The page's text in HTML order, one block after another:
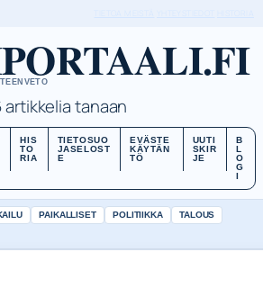
artikkelia tanaan
HIS
TO
RIA
TIETOSUO
JASELOST
E
EVÄSTE
KÄYTÄN
TÖ
UUTI
SKIR
JE
B
L
O
G
I
PAIKALLISET POLITIIKKA
TALOUS